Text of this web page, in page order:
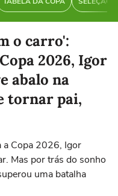
o carro':
2026, Igor
abalo na
tornar pai,
a Copa 2026, Igor
Mas por trás do sonho
uma batalha